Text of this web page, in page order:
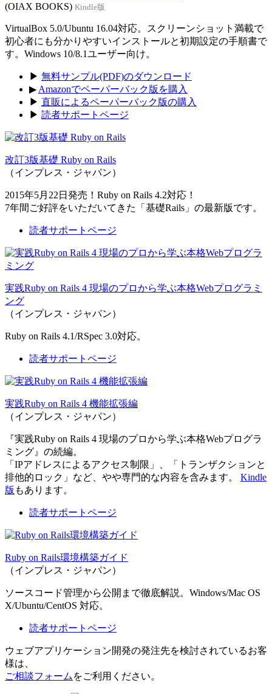
(OIAX BOOKS) Kindle版
VirtualBox 5.0/Ubuntu 16.04対応。スクリーンショット満載で
初心者にも分かりやすいインストールと初期設定の手順書で
す。Windows 10/8.1ユーザー向け。
▶ 無料サンプル(PDF)のダウンロード
▶ Amazonでペーパーバック版を購入
▶ 直販によるペーパーバック版の購入
▶ 読者サポートページ
改訂3版基礎 Ruby on Rails
（インプレス・ジャパン）
2015年5月22日発売！Ruby on Rails 4.2対応！
7年間ご好評をいただいてきた「基礎Rails」の最新版です。
読者サポートページ
実践Ruby on Rails 4 現場のプロから学ぶ本格Webプログラミ
ング
（インプレス・ジャパン）
Ruby on Rails 4.1/RSpec 3.0対応。
読者サポートページ
実践Ruby on Rails 4 機能拡張編
（インプレス・ジャパン）
『実践Ruby on Rails 4 現場のプロから学ぶ本格Webプログラ
ミング』の続編。
「IPアドレスによるアクセス制限」、「トランザクションと
排他的ロック」など、やや専門的な内容を含みます。 Kindle
版 もあります。
読者サポートページ
Ruby on Rails環境構築ガイド
（インプレス・ジャパン）
ソースコード管理から公開まで徹底解説。Windows/Mac OS
X/Ubuntu/CentOS 対応。
読者サポートページ
ウェブアプリケーション開発の発注先を検討されているお客
様は、
ご相談フォーム をご利用ください。